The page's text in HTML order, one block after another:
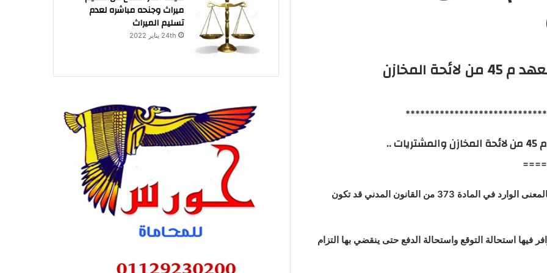
مسئولية أرباب العهد م 45 من لائحة المخازن
..
ولئن كانت القوة القاهرة بالمعنى الوارد في المادة 373 من القانون المدني قد تكون
فيها استحالة التوقع واستحالة الدفع حتى ينقضي بها التزام
ميراث وجنحه مباشره لعدم
تسليم الميراث
24th يناير 2022